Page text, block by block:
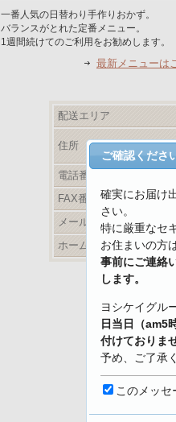
一番人気の日替わり手作りおかず。
バランスがとれた定番メニュー。
1週間続けてのご利用をお勧めします。
最新メニューは
配送エリア
住所
電話番号
FAX番号
メールアドレス
ホームページ
ご確認くださ
確実にお届け
さい。
特に厳重なセ
お住まいの方
事前にご連絡
します。
ヨシケイグル
日当日（am5
付けておりま
予め、ご了承
【キャンセル
このメッ